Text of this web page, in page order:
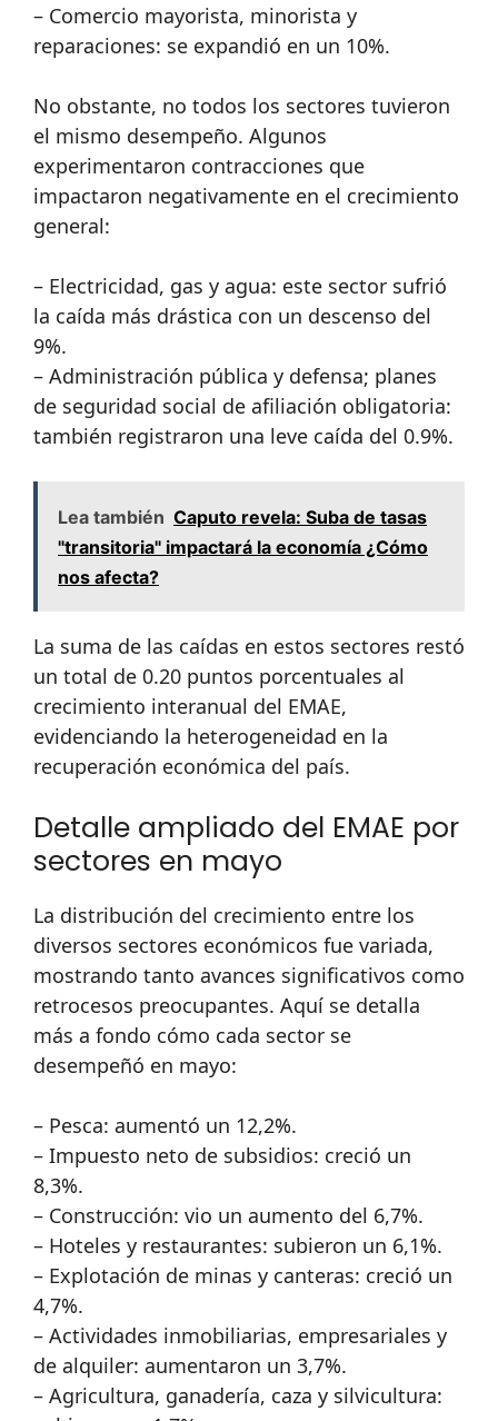
– Comercio mayorista, minorista y
reparaciones: se expandió en un 10%.
No obstante, no todos los sectores tuvieron
el mismo desempeño. Algunos
experimentaron contracciones que
impactaron negativamente en el crecimiento
general:
– Electricidad, gas y agua: este sector sufrió
la caída más drástica con un descenso del
9%.
– Administración pública y defensa; planes
de seguridad social de afiliación obligatoria:
también registraron una leve caída del 0.9%.
Lea también Caputo revela: Suba de tasas
"transitoria" impactará la economía ¿Cómo
nos afecta?
La suma de las caídas en estos sectores restó
un total de 0.20 puntos porcentuales al
crecimiento interanual del EMAE,
evidenciando la heterogeneidad en la
recuperación económica del país.
Detalle ampliado del EMAE por
sectores en mayo
La distribución del crecimiento entre los
diversos sectores económicos fue variada,
mostrando tanto avances significativos como
retrocesos preocupantes. Aquí se detalla
más a fondo cómo cada sector se
desempeñó en mayo:
– Pesca: aumentó un 12,2%.
– Impuesto neto de subsidios: creció un
8,3%.
– Construcción: vio un aumento del 6,7%.
– Hoteles y restaurantes: subieron un 6,1%.
– Explotación de minas y canteras: creció un
4,7%.
– Actividades inmobiliarias, empresariales y
de alquiler: aumentaron un 3,7%.
– Agricultura, ganadería, caza y silvicultura: